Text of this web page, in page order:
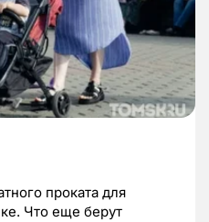
проката для
Что еще берут